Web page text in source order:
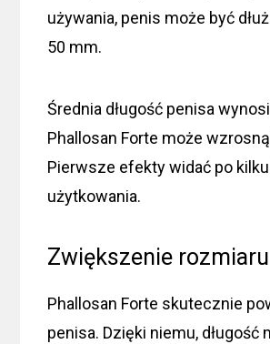
używania, penis może być
50 mm.
Średnia długość penisa
Phallosan Forte może
Pierwsze efekty widać po
użytkowania.
Zwiększenie rozmiaru
Phallosan Forte skutecznie
penisa. Dzięki niemu, długość